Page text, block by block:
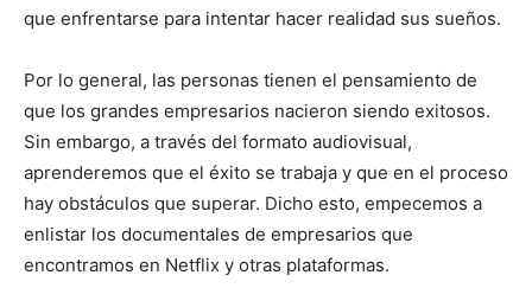
que enfrentarse para intentar hacer realidad sus sueños.
Por lo general, las personas tienen el pensamiento de
que los grandes empresarios nacieron siendo exitosos.
Sin embargo, a través del formato audiovisual,
aprenderemos que el éxito se trabaja y que en el proceso
hay obstáculos que superar. Dicho esto, empecemos a
enlistar los documentales de empresarios que
encontramos en Netflix y otras plataformas.